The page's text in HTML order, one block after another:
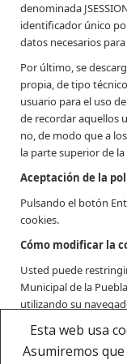
denominada
identificador único
datos necesarios
Por último, se
propia, de tipo
usuario para el uso
de recordar aquellos
no, de modo que a
la parte superior de
Aceptación de la
Pulsando el botón
cookies.
Cómo modificar la
Usted puede
Municipal de la
utilizando su
Copyright ©
Esta web usa
Asumiremos